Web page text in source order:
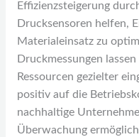
Effizienzsteigerung
Drucksensoren helfen,
Materialeinsatz zu
Druckmessungen
Ressourcen gezielter
positiv auf die
nachhaltige
Überwachung